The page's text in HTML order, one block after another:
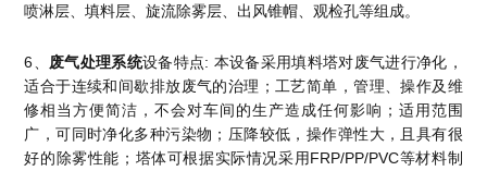
喷淋层、填料层、旋流除雾层、出风锥帽、观检孔等组成。
6、 废气处理系统设备特点: 本设备采用填料塔对废气进行净化，
适合于连续和间歇排放废气的治理；工艺简单，管理、操作及维
修相当方便简洁，不会对车间的生产造成任何影响；适用范围
广，可同时净化多种污染物；压降较低，操作弹性大，且具有很
好的除雾性能；塔体可根据实际情况采用FRP/PP/PVC等材料制